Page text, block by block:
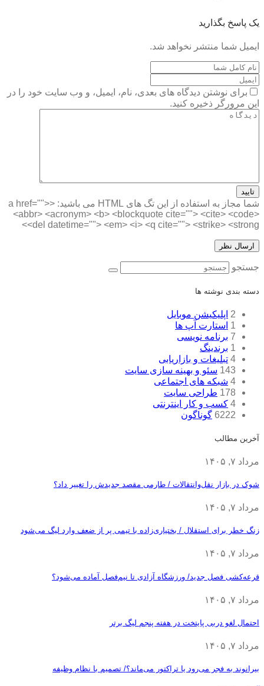
یک پاسخ بگذارید
ایمیل شما منتشر نخواهد شد.
برای نوشتن دیدگاه های بعدی، نام، ایمیل، و وب سایت خود را در
این مرورگر ذخیره کنید.
تایید
شما مجاز به استفاده از این تگ های HTML می باشید:
<a href="">
<abbr> <acronym> <b> <blockquote cite=""> <cite> <code>
<del datetime=""> <em> <i> <q cite=""> <strike> <strong>
جستجو
دسته بندی نوشته ها
2 اپلیکیشن موبایل
1 استارت آپ ها
7 برنامه نویسی
1 برندینگ
4 تبلیغات و بازاریابی
143 سئو و بهینه سازی سایت
4 شبکه های اجتماعی
178 طراحی سایت
4 کسب و کار اینترنتی
6222 گوناگون
آخرین مطالب
مرداد ۷, ۱۴۰۵
شوک در بازار نقل‌وانتقالات / طارمی مقصد جدیدش را تغییر داد؟
مرداد ۷, ۱۴۰۵
زنگ خطر برای استقلال / بختیاری‌زاده با تیمی پر از ضعف وارد لیگ می‌شود
مرداد ۷, ۱۴۰۵
قرعه‎‌کشی فصل جدید/ ورزشگاه آزادی تا نیم‌فصل آماده می‌شود؟
مرداد ۷, ۱۴۰۵
احتمال لغو دربی پایتخت در هفته پنجم لیگ برتر
مرداد ۷, ۱۴۰۵
بیرانوند به فجر می‌رود یا تراکتور می‌ماند؟/ تصمیم با نظام وظیفه